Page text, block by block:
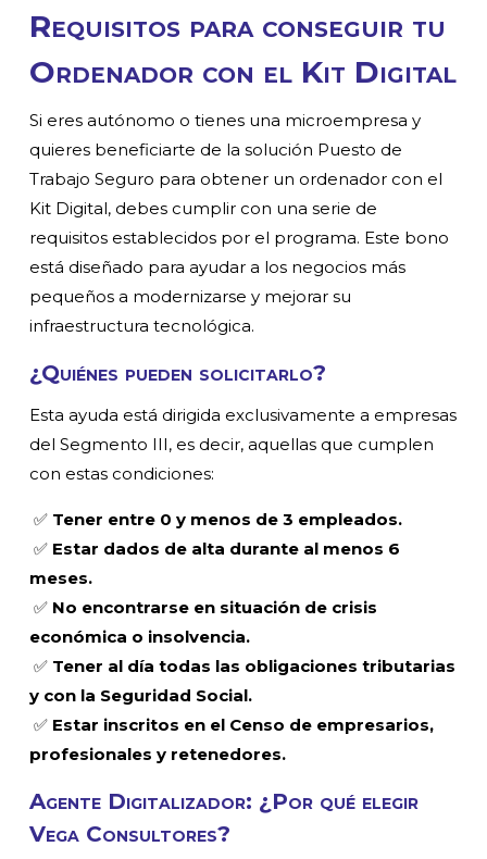
Requisitos para conseguir tu
Ordenador con el Kit Digital
Si eres autónomo o tienes una microempresa y
quieres beneficiarte de la solución Puesto de
Trabajo Seguro para obtener un ordenador con el
Kit Digital, debes cumplir con una serie de
requisitos establecidos por el programa. Este bono
está diseñado para ayudar a los negocios más
pequeños a modernizarse y mejorar su
infraestructura tecnológica.
¿Quiénes pueden solicitarlo?
Esta ayuda está dirigida exclusivamente a empresas
del Segmento III, es decir, aquellas que cumplen
con estas condiciones:
✅ Tener entre 0 y menos de 3 empleados.
✅ Estar dados de alta durante al menos 6
meses.
✅ No encontrarse en situación de crisis
económica o insolvencia.
✅ Tener al día todas las obligaciones tributarias
y con la Seguridad Social.
✅ Estar inscritos en el Censo de empresarios,
profesionales y retenedores.
Agente Digitalizador: ¿Por qué elegir
Vega Consultores?